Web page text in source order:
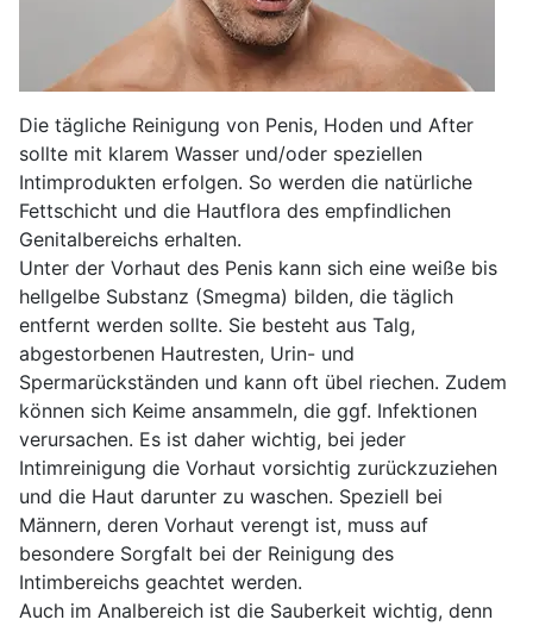
Die tägliche Reinigung von Penis, Hoden und After
sollte mit klarem Wasser und/oder speziellen
Intimprodukten erfolgen. So werden die natürliche
Fettschicht und die Hautflora des empfindlichen
Genitalbereichs erhalten.
Unter der Vorhaut des Penis kann sich eine weiße bis
hellgelbe Substanz (Smegma) bilden, die täglich
entfernt werden sollte. Sie besteht aus Talg,
abgestorbenen Hautresten, Urin- und
Spermarückständen und kann oft übel riechen. Zudem
können sich Keime ansammeln, die ggf. Infektionen
verursachen. Es ist daher wichtig, bei jeder
Intimreinigung die Vorhaut vorsichtig zurückzuziehen
und die Haut darunter zu waschen. Speziell bei
Männern, deren Vorhaut verengt ist, muss auf
besondere Sorgfalt bei der Reinigung des
Intimbereichs geachtet werden.
Auch im Analbereich ist die Sauberkeit wichtig, denn